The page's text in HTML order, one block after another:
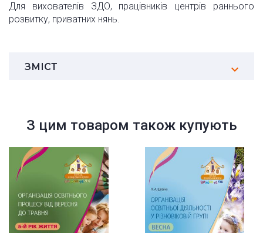
Для вихователів ЗДО, працівників центрів раннього
розвитку, приватних нянь.
ЗМІСТ
З цим товаром також купують